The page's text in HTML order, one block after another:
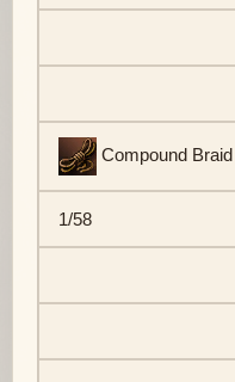
Compound Braid
1/58